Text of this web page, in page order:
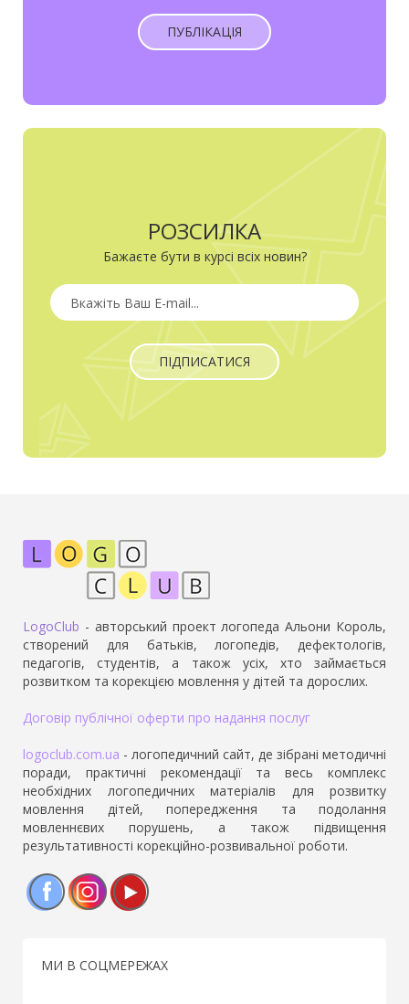
ПУБЛІКАЦІЯ
РОЗСИЛКА
Бажаєте бути в курсі всіх новин?
ПІДПИСАТИСЯ
LogoClub - авторський проект логопеда Альони Король,
створений для батьків, логопедів, дефектологів,
педагогів, студентів, а також усіх, хто займається
розвитком та корекцією мовлення у дітей та дорослих.
Договір публічної оферти про надання послуг
logoclub.com.ua - логопедичний сайт, де зібрані методичні
поради, практичні рекомендації та весь комплекс
необхідних логопедичних матеріалів для розвитку
мовлення дітей, попередження та подолання
мовленнєвих порушень, а також підвищення
результативності корекційно-розвивальної роботи.
МИ В СОЦМЕРЕЖАХ